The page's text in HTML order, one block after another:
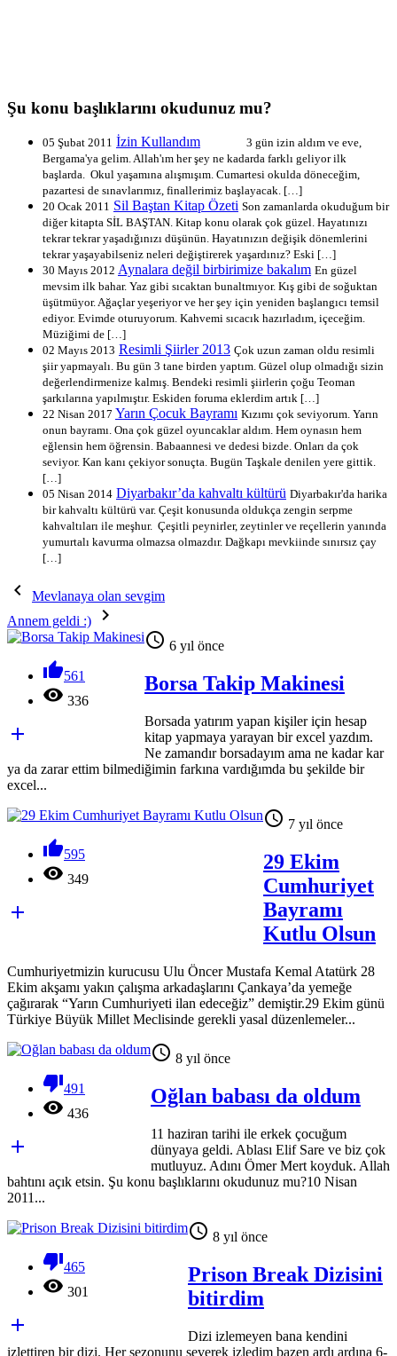
Şu konu başlıklarını okudunuz mu?
05 Şubat 2011 İzin Kullandım
3 gün izin aldım ve eve,
Bergama'ya gelim. Allah'ım her şey ne kadarda farklı geliyor ilk
başlarda. Okul yaşamına alışmışım. Cumartesi okulda döneceğim,
pazartesi de sınavlarımız, finallerimiz başlayacak. […]
20 Ocak 2011 Sil Baştan Kitap Özeti Son zamanlarda okuduğum bir
diğer kitapta SİL BAŞTAN. Kitap konu olarak çok güzel. Hayatınızı
tekrar tekrar yaşadığınızı düşünün. Hayatınızın değişik dönemlerini
tekrar yaşayabilseniz neleri değiştirerek yaşardınız? Eski […]
30 Mayıs 2012 Aynalara değil birbirimize bakalım En güzel
mevsim ilk bahar. Yaz gibi sıcaktan bunaltmıyor. Kış gibi de soğuktan
üşütmüyor. Ağaçlar yeşeriyor ve her şey için yeniden başlangıcı temsil
ediyor. Evimde oturuyorum. Kahvemi sıcacık hazırladım, içeceğim.
Müziğimi de […]
02 Mayıs 2013 Resimli Şiirler 2013 Çok uzun zaman oldu resimli
şiir yapmayalı. Bu gün 3 tane birden yaptım. Güzel olup olmadığı sizin
değerlendirmenize kalmış. Bendeki resimli şiirlerin çoğu Teoman
şarkılarına yapılmıştır. Eskiden foruma eklerdim artık […]
22 Nisan 2017 Yarın Çocuk Bayramı Kızımı çok seviyorum. Yarın
onun bayramı. Ona çok güzel oyuncaklar aldım. Hem oynasın hem
eğlensin hem öğrensin. Babaannesi ve dedesi bizde. Onları da çok
seviyor. Kan kanı çekiyor sonuçta. Bugün Taşkale denilen yere gittik.
[…]
05 Nisan 2014 Diyarbakır’da kahvaltı kültürü Diyarbakır'da harika
bir kahvaltı kültürü var. Çeşit konusunda oldukça zengin serpme
kahvaltıları ile meşhur. Çeşitli peynirler, zeytinler ve reçellerin yanında
yumurtalı kavurma olmazsa olmazdır. Dağkapı mevkiinde sınırsız çay
[…]

Mevlanaya olan sevgim
Annem geldi :)

561
 336

 6 yıl önce
Borsa Takip Makinesi
Borsada yatırım yapan kişiler için hesap
kitap yapmaya yarayan bir excel yazdım.
Ne zamandır borsadayım ama ne kadar kar
ya da zarar ettim bilmediğimin farkına vardığımda bu şekilde bir
excel...
595
 349

 7 yıl önce
29 Ekim
Cumhuriyet
Bayramı
Kutlu Olsun
Cumhuriyetmizin kurucusu Ulu Öncer Mustafa Kemal Atatürk 28
Ekim akşamı yakın çalışma arkadaşlarını Çankaya’da yemeğe
çağırarak “Yarın Cumhuriyeti ilan edeceğiz” demiştir.29 Ekim günü
Türkiye Büyük Millet Meclisinde gerekli yasal düzenlemeler...
491
 436

 8 yıl önce
Oğlan babası da oldum
11 haziran tarihi ile erkek çocuğum
dünyaya geldi. Ablası Elif Sare ve biz çok
mutluyuz. Adını Ömer Mert koyduk. Allah
bahtını açık etsin. Şu konu başlıklarını okudunuz mu?10 Nisan
2011...
465
 301

 8 yıl önce
Prison Break Dizisini
bitirdim
Dizi izlemeyen bana kendini
izlettiren bir dizi. Her sezonunu severek izledim bazen ardı ardına 6-